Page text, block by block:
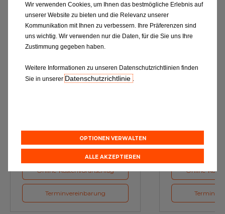
Online-Kostenvoranschlag
Terminvereinbarung
Online-
Wir verwenden Cookies, um Ihnen das bestmögliche Erlebnis auf
unserer Website zu bieten und die Relevanz unserer
Kommunikation mit Ihnen zu verbessern. Ihre Präferenzen sind
uns wichtig. Wir verwenden nur die Daten, für die Sie uns Ihre
Zustimmung gegeben haben.
Weitere Informationen zu unseren Datenschutzrichtlinien finden
Sie in unsererDatenschutzrichtlinie .
OPTIONEN VERWALTEN
ALLE AKZEPTIEREN